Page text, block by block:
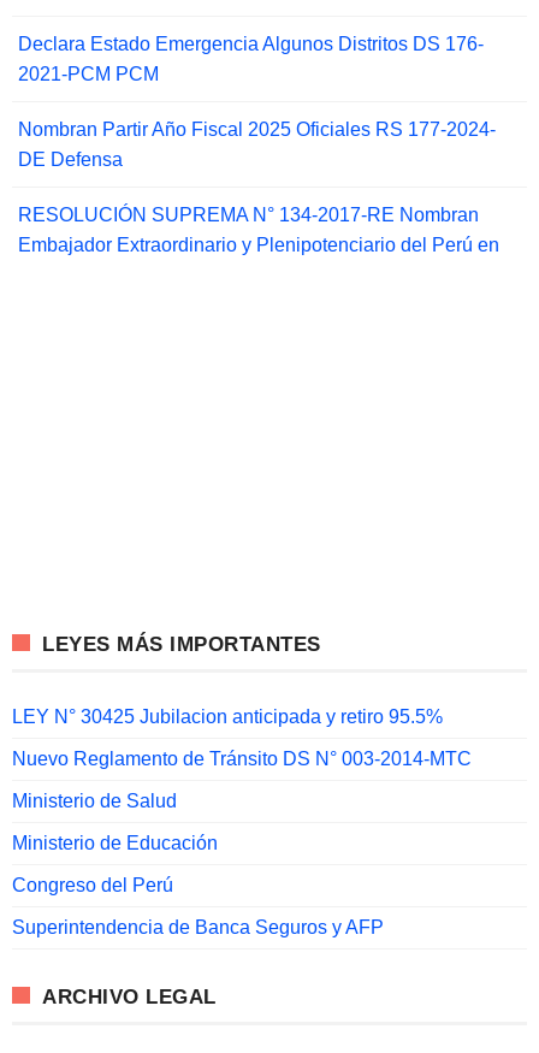
Declara Estado Emergencia Algunos Distritos DS 176-
2021-PCM PCM
Nombran Partir Año Fiscal 2025 Oficiales RS 177-2024-
DE Defensa
RESOLUCIÓN SUPREMA N° 134-2017-RE Nombran
Embajador Extraordinario y Plenipotenciario del Perú en
LEYES MÁS IMPORTANTES
LEY N° 30425 Jubilacion anticipada y retiro 95.5%
Nuevo Reglamento de Tránsito DS N° 003-2014-MTC
Ministerio de Salud
Ministerio de Educación
Congreso del Perú
Superintendencia de Banca Seguros y AFP
ARCHIVO LEGAL